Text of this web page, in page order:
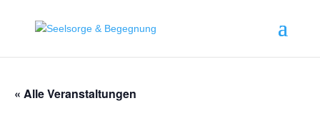
« Alle Veranstaltungen